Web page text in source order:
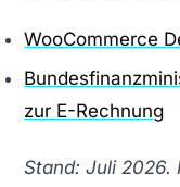
WooCommerce
zur E-Rechnung
Stand: Juli 2026.